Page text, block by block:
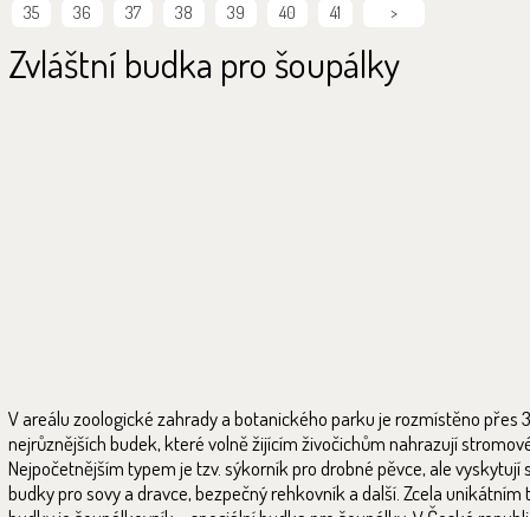
35
36 37 38 39 40 41 >
Zvláštní budka pro šoupálky
V areálu zoologické zahrady a botanického parku je rozmístěno přes
nejrůznějších budek, které volně žijícím živočichům nahrazují
Nejpočetnějším typem je tzv. sýkorník pro drobné pěvce, ale vyskytují
budky pro sovy a dravce, bezpečný rehkovník a další. Zcela unikátním